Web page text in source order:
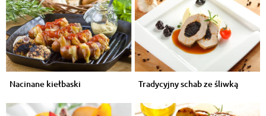
Nacinane kiełbaski Tradycyjny schab ze śliwką